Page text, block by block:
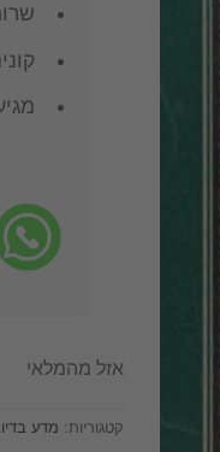
אזל מהמלאי
קטגוריות: מדע